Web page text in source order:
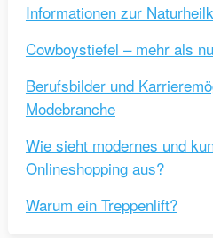
Informationen zur
Cowboystiefel – mehr als
Berufsbilder und
Modebranche
Wie sieht modernes und
Onlineshopping aus?
Warum ein Treppenlift?